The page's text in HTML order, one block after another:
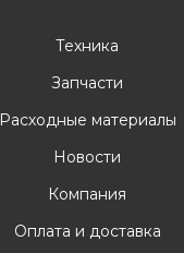
Техника
Запчасти
Расходные материалы
Новости
Компания
Оплата и доставка